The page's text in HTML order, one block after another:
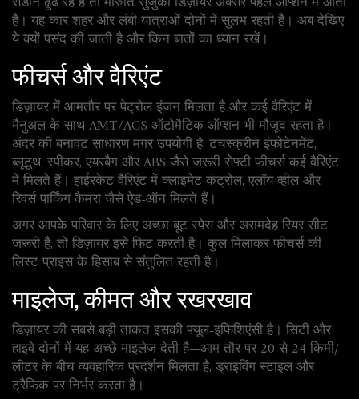
है। यह कार शहर और लंबी यात्राओं दोनों में सुलभ रहती है। अब देखिए
ये क्यों पसंद की जाती है और किन बातों का ध्यान रखें।
फीचर्स और वैरिएंट
डिज़ायर में आमतौर पर पेट्रोल इंजन मिलता है और कई वैरिएंट में
मैनुअल के साथ AMT/AGS ऑटोमैटिक ऑप्शन भी मौजूद रहता है।
अंदर की बनावट साधारण मगर उपयोगी है: टचस्क्रीन इंफोटेनमेंट,
ब्लूटूथ, स्पीकर, एयरबैग और ABS जैसे जरूरी सेफ्टी फीचर्स कई वैरिएंट
में मिलते हैं। हाईरकेट वैरिएंट में क्लाइमेट कंट्रोल, एलॉय व्हील और
रिवर्स पार्किंग कैमरा जैसे ऐड-ऑन मिलते हैं।
अगर आपके परिवार के लिए अच्छा बूट स्पेस और अरामदेह रियर सीट
जरूरी है, तो डिज़ायर इसे फिट करती है। कुल मिलाकर फीचर्स की
लिस्ट प्राइस के हिसाब से संतुलित रहती है।
माइलेज, कीमत और रखरखाव
डिज़ायर की सबसे बड़ी ताकत इसकी फ्यूल-इफिशिएंसी है। सिटी और
हाइवे दोनों में यह अच्छे माइलेज देती है—आम तौर पर 20 से 24 किमी/
लीटर के बीच व्यवहारिक प्रदर्शन मिलता है, ड्राइविंग स्टाइल और
ट्रैफिक पर निर्भर करता है।